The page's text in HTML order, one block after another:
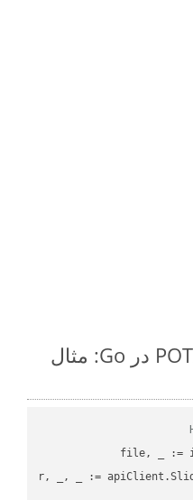
نحوه تبدیل POTX to EPUB در Go: مثال
file, _ :=
r, _, _ :=